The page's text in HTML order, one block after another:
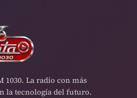
1030. La radio con más
la tecnología del futuro.